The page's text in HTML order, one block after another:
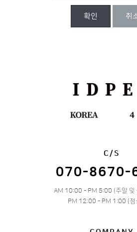
확인 취
C/S
070-8670-
AM 10:00 - PM 5:00 (주말 및
PM 12:00 - PM 1:00 (점